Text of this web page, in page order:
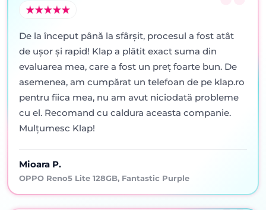
De la început până la sfârșit, procesul a fost atât
de ușor și rapid! Klap a plătit exact suma din
evaluarea mea, care a fost un preț foarte bun. De
asemenea, am cumpărat un telefoan de pe klap.ro
pentru fiica mea, nu am avut niciodată probleme
cu el. Recomand cu caldura aceasta companie.
Mulțumesc Klap!
Mioara P.
OPPO Reno5 Lite 128GB, Fantastic Purple